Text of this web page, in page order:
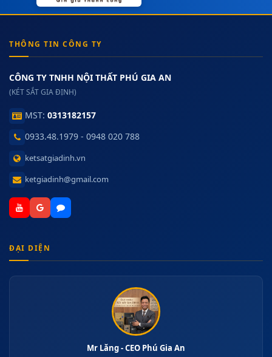
THÔNG TIN CÔNG TY
CÔNG TY TNHH NỘI THẤT PHÚ GIA AN
(KÉT SẮT GIA ĐỊNH)
MST: 0313182157
0933.48.1979 - 0948 020 788
ketsatgiadinh.vn
ketgiadinh@gmail.com
ĐẠI DIỆN
Mr Lăng - CEO Phú Gia An